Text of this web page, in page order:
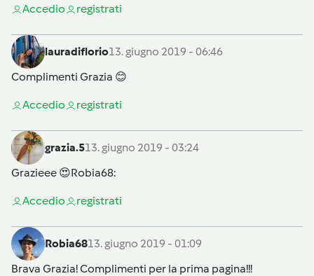
Accedio registrati
lauradiflorio13. giugno 2019 - 06:46
Complimenti Grazia 😊
Accedio registrati
grazia.513. giugno 2019 - 03:24
Grazieee 😍Robia68:
Accedio registrati
Robia6813. giugno 2019 - 01:09
Brava Grazia! Complimenti per la prima pagina!!!